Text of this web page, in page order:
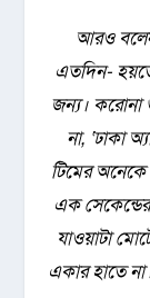
আরও
এতদিন-
জন্য। করোনা
না, ‘ঢাকা
টিমের
এক
যাওয়াটা
একার হাতে